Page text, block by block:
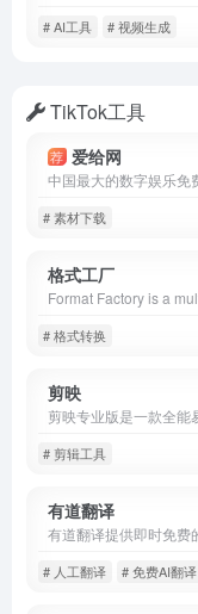
# AI工具 # 视频生成
TikTok工具
荐 爱给网
# 素材下载
格式工厂
# 格式转换
剪映
# 剪辑工具
有道翻译
# 人工翻译 # 免费AI翻译